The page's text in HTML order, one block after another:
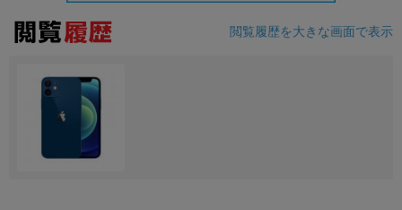
閲覧履歴を大きな画面で表示